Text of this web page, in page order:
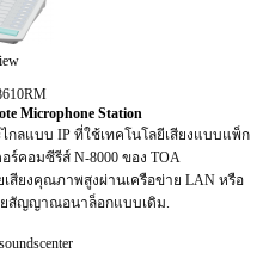
Microphone Station
กลแบบ IP ที่ใช้เทคโนโลยีเสียงแบบแพ็ก
อร์คอมซีรีส์ N-8000 ของ TOA
สียงคุณภาพสูงผ่านเครือข่าย LAN หรือ
ยสัญญาณอนาล็อกแบบเดิม.